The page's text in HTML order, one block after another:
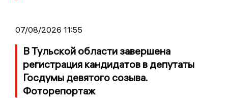
07/08/2026 11:55
В Тульской области завершена
регистрация кандидатов в депутаты
Госдумы девятого созыва.
Фоторепортаж